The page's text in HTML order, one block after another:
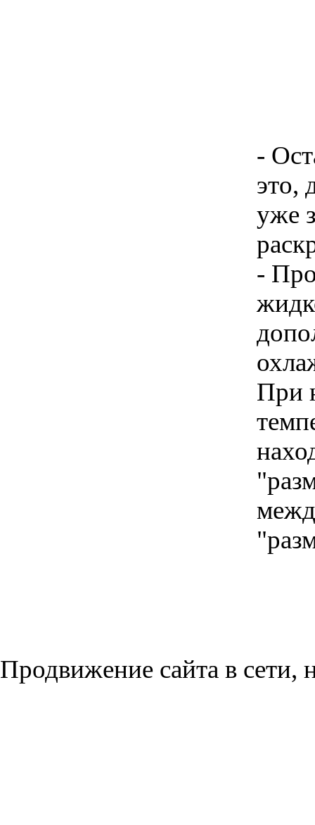
-
это,
уже
-
При
Продвижение сайта в сети,